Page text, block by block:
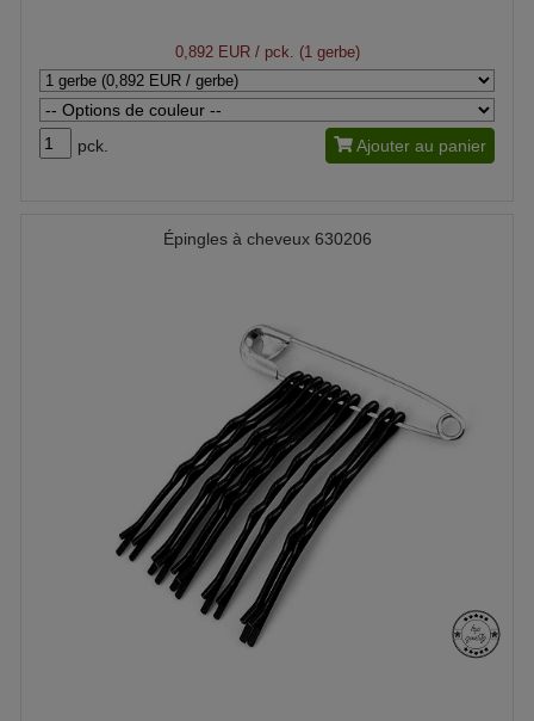
0,892 EUR/ pck. (1 gerbe)
pck. Ajouter au panier
Épingles à cheveux 630206